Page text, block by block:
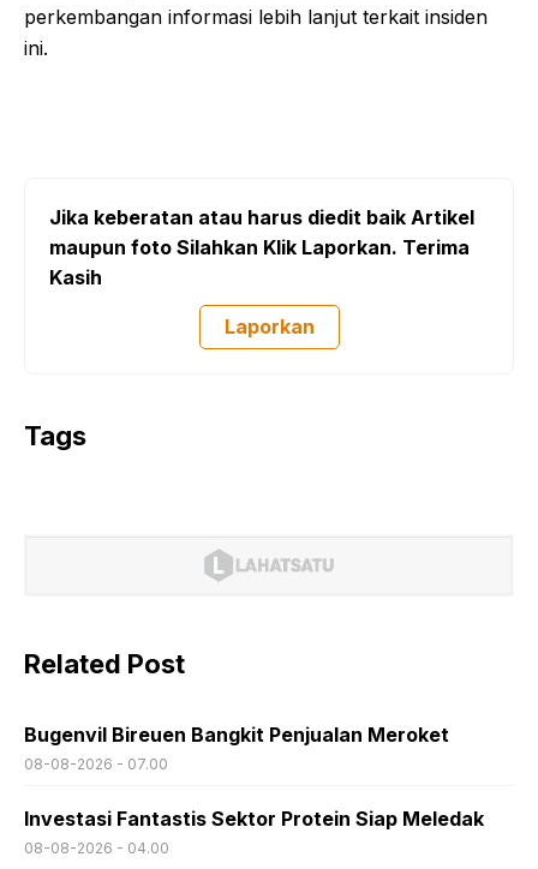
perkembangan informasi lebih lanjut terkait insiden
ini.
Jika keberatan atau harus diedit baik Artikel
maupun foto Silahkan Klik Laporkan. Terima
Kasih
Laporkan
Tags
Related Post
Bugenvil Bireuen Bangkit Penjualan Meroket
08-08-2026 - 07.00
Investasi Fantastis Sektor Protein Siap Meledak
08-08-2026 - 04.00